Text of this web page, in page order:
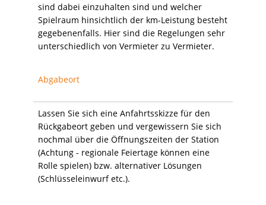
sind dabei einzuhalten sind und welcher
Spielraum hinsichtlich der km-Leistung besteht
gegebenenfalls. Hier sind die Regelungen sehr
unterschiedlich von Vermieter zu Vermieter.
Abgabeort
Lassen Sie sich eine Anfahrtsskizze für den
Rückgabeort geben und vergewissern Sie sich
nochmal über die Öffnungszeiten der Station
(Achtung - regionale Feiertage können eine
Rolle spielen) bzw. alternativer Lösungen
(Schlüsseleinwurf etc.).